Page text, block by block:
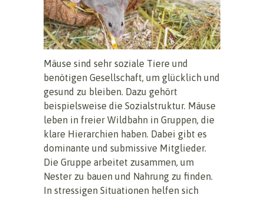
Mäuse sind sehr soziale Tiere und
benötigen Gesellschaft, um glücklich und
gesund zu bleiben. Dazu gehört
beispielsweise die Sozialstruktur. Mäuse
leben in freier Wildbahn in Gruppen, die
klare Hierarchien haben. Dabei gibt es
dominante und submissive Mitglieder.
Die Gruppe arbeitet zusammen, um
Nester zu bauen und Nahrung zu finden.
In stressigen Situationen helfen sich